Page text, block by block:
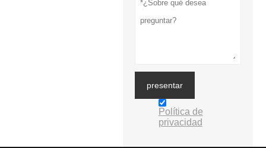
presentar
Política de
privacidad